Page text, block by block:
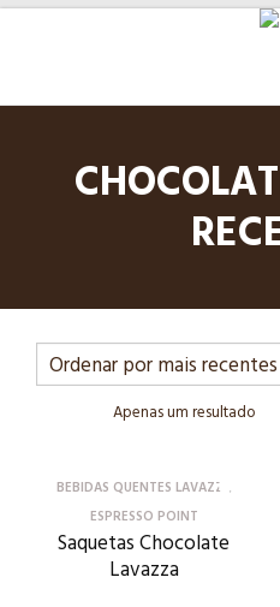
Apenas um resultado
BEBIDAS QUENTES LAVAZZA
ESPRESSO POINT
Saquetas Chocolate
Lavazza